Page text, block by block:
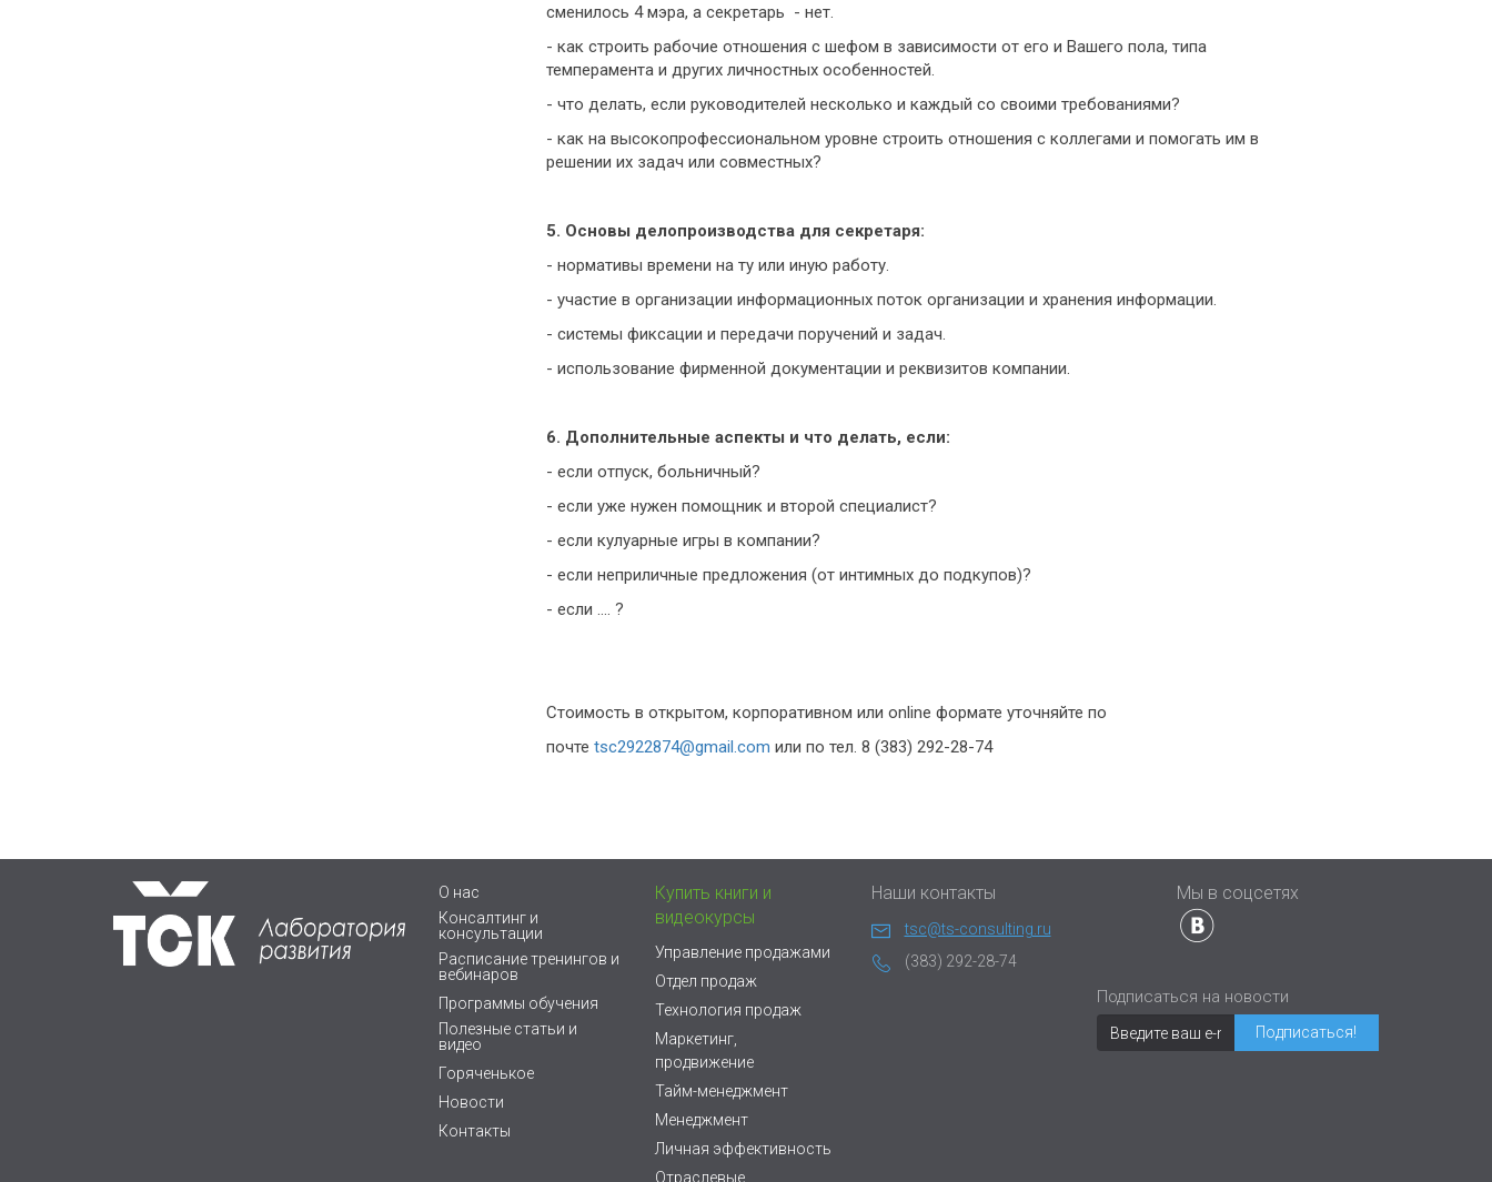
сменилось 4 мэра, а секретарь - нет.
- как строить рабочие отношения с шефом в зависимости от его и Вашего пола, типа
темперамента и других личностных особенностей.
- что делать, если руководителей несколько и каждый со своими требованиями?
- как на высокопрофессиональном уровне строить отношения с коллегами и помогать им в
решении их задач или совместных?
5. Основы делопроизводства для секретаря:
- нормативы времени на ту или иную работу.
- участие в организации информационных поток организации и хранения информации.
- системы фиксации и передачи поручений и задач.
- использование фирменной документации и реквизитов компании.
6. Дополнительные аспекты и что делать, если:
- если отпуск, больничный?
- если уже нужен помощник и второй специалист?
- если кулуарные игры в компании?
- если неприличные предложения (от интимных до подкупов)?
- если …. ?
Стоимость в открытом, корпоративном или online формате уточняйте по
почте tsc2922874@gmail.com или по тел. 8 (383) 292-28-74
О нас
Консалтинг и
консультации
Расписание тренингов и
вебинаров
Программы обучения
Полезные статьи и
видео
Горяченькое
Новости
Контакты
Купить книги и
видеокурсы
Управление продажами
Отдел продаж
Технология продаж
Маркетинг,
продвижение
Тайм-менеджмент
Менеджмент
Личная эффективность
Отраслевые
Наши контакты
tsc@ts-consulting.ru
(383) 292-28-74
Мы в соцсетях
Подписаться на новости